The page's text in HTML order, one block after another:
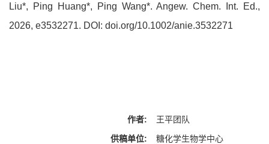
Liu*, Ping Huang*, Ping Wang*. Angew. Chem. Int. Ed.,
2026, e3532271. DOI: doi.org/10.1002/anie.3532271
作者:
王平团队
供稿单位:
糖化学生物学中心